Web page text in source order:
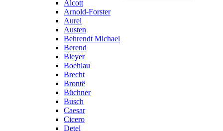
Alcott
Arnold-Forster
Aurel
Austen
Behrendt Michael
Berend
Bleyer
Boehlau
Brecht
Brontë
Büchner
Busch
Caesar
Cicero
Detel